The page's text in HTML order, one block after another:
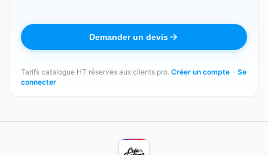
Demander un devis
Tarifs catalogue HT réservés aux clients pro. Créer un compte · Se
connecter